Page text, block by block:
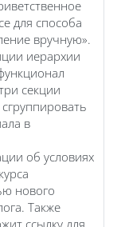
для способа
вручную».
иерархии
секции
в
об условиях
нового
Также
ссылку для